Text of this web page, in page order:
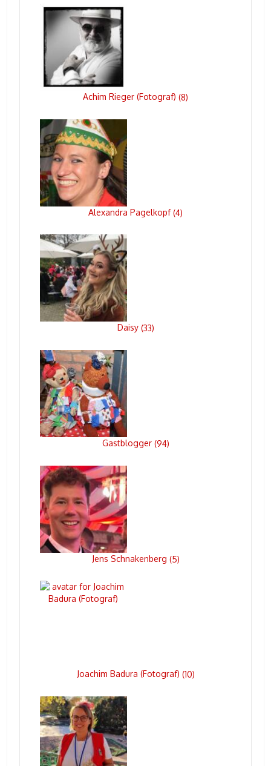
Achim Rieger (Fotograf) (8)
Alexandra Pagelkopf(4)
Daisy (33)
Gastblogger (94)
Jens Schnakenberg (5)
Joachim Badura (Fotograf) (10)